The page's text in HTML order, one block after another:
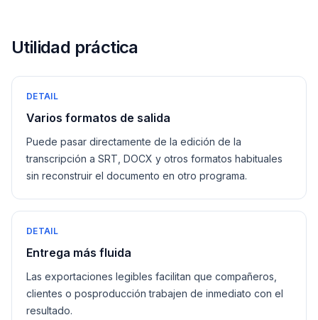
Utilidad práctica
DETAIL
Varios formatos de salida
Puede pasar directamente de la edición de la
transcripción a SRT, DOCX y otros formatos habituales
sin reconstruir el documento en otro programa.
DETAIL
Entrega más fluida
Las exportaciones legibles facilitan que compañeros,
clientes o posproducción trabajen de inmediato con el
resultado.